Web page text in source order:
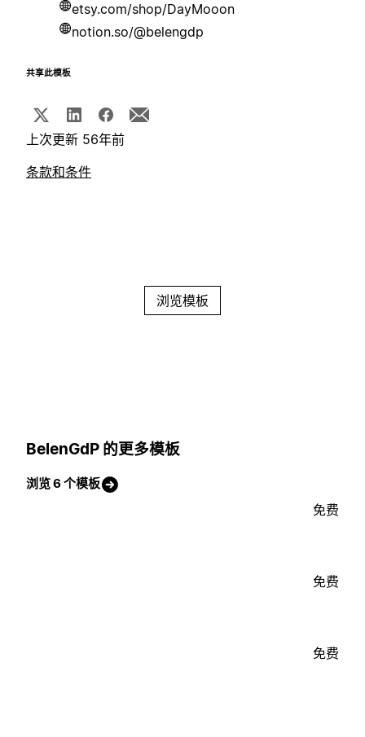
etsy.com/shop/DayMooon
notion.so/@belengdp
共享此模板
上次更新 56年前
条款和条件
浏览模板
BelenGdP 的更多模板
浏览 6 个模板
免费
免费
免费